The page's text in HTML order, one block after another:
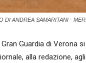
DI ANDREA SAMARITANI -
Guardia di Verona
alla redazione,